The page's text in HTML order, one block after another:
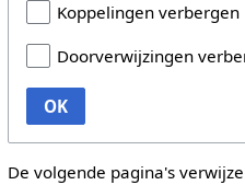
Koppelingen verbergen
Doorverwijzingen
OK
De volgende pagina's